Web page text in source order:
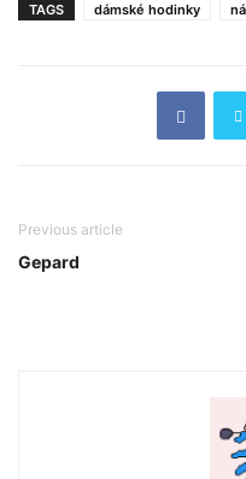
TAGS dámské hodinky
Previous article
Gepard